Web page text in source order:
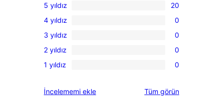
20
5
yıldızlı
inceleme
5 yıldız 20
0
4
yıldızlı
inceleme
4 yıldız 0
0
3
yıldızlı
3 yıldız 0
0
2
inceleme
2 yıldız 0
0
yıldızlı
1 yıldız 0
İncelememi ekle Tüm değerlendirmeleri
görün